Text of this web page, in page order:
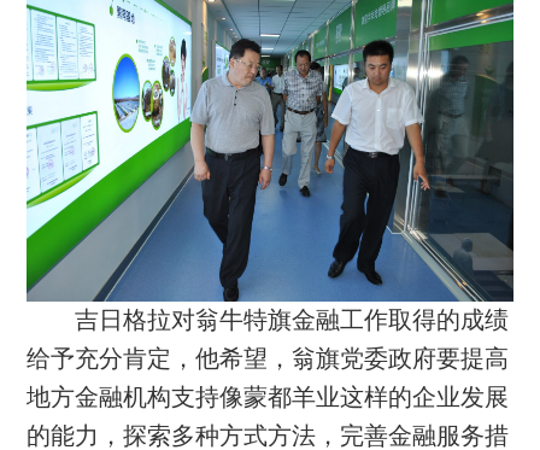
吉日格拉对翁牛特旗金融工作取得的成绩
给予充分肯定，他希望，翁旗党委政府要提高
地方金融机构支持像蒙都羊业这样的企业发展
的能力，探索多种方式方法，完善金融服务措